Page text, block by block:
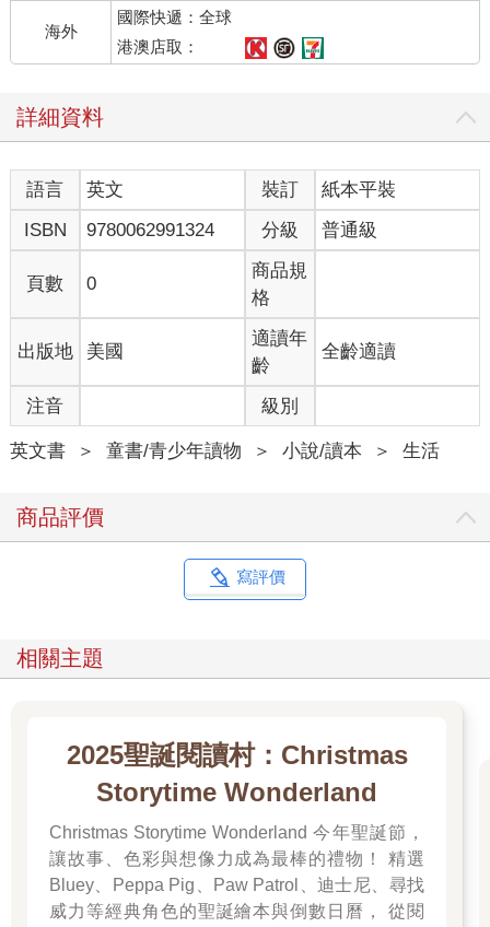
海外
國際快遞：全球
港澳店取：
詳細資料
語言 英文 裝訂
紙本平裝
ISBN
9780062991324 分級 普通級
頁數 0
商品規
格
出版地 美國
適讀年
齡
全齡適讀
注音 級別
英文書 ＞ 童書/青少年讀物 ＞ 小說/讀本 ＞ 生活
商品評價
寫評價
相關主題
2025聖誕閱讀村：Christmas
Storytime Wonderland
Christmas Storytime Wonderland 今年聖誕節，
讓故事、色彩與想像力成為最棒的禮物！ 精選
Bluey、Peppa Pig、Paw Patrol、迪士尼、尋找
威力等經典角色的聖誕繪本與倒數日曆， 從閱